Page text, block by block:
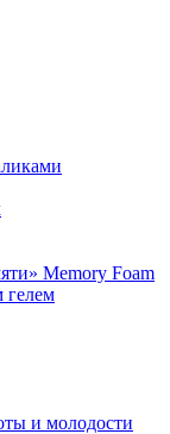
Memory Foam
и молодости